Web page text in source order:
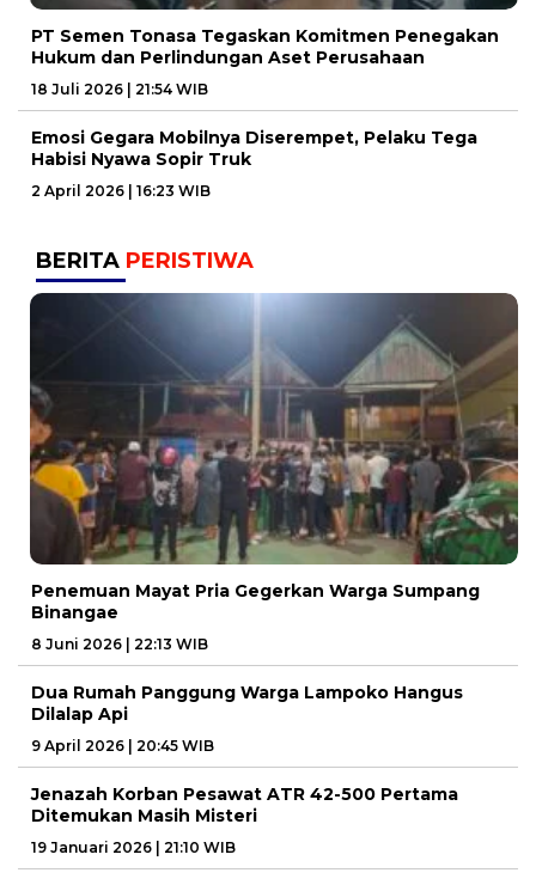
PT Semen Tonasa Tegaskan Komitmen Penegakan
Hukum dan Perlindungan Aset Perusahaan
18 Juli 2026 | 21:54 WIB
Emosi Gegara Mobilnya Diserempet, Pelaku Tega
Habisi Nyawa Sopir Truk
2 April 2026 | 16:23 WIB
BERITA PERISTIWA
Penemuan Mayat Pria Gegerkan Warga Sumpang
Binangae
8 Juni 2026 | 22:13 WIB
Dua Rumah Panggung Warga Lampoko Hangus
Dilalap Api
9 April 2026 | 20:45 WIB
Jenazah Korban Pesawat ATR 42-500 Pertama
Ditemukan Masih Misteri
19 Januari 2026 | 21:10 WIB